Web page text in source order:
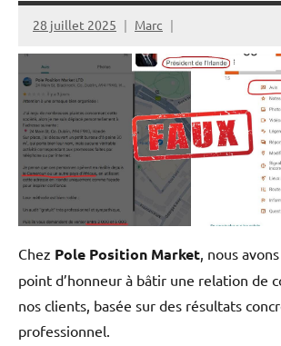
28 juillet 2025 Marc
Chez Pole Position Market, nous
point d’honneur à bâtir une relation de
nos clients, basée sur des résultats
professionnel.